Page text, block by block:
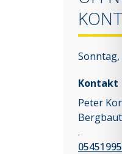
Sonntag,
Kontakt
Peter
.